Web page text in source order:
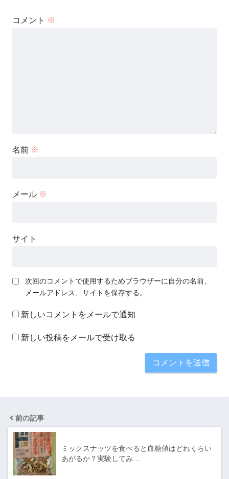
コメント ※
名前 ※
メール ※
サイト
次回のコメントで使用するためブラウザーに自分の名前、
メールアドレス、サイトを保存する。
新しいコメントをメールで通知
新しい投稿をメールで受け取る
前の記事
ミックスナッツを食べると血糖値はどれくらい
あがるか？実験してみ…